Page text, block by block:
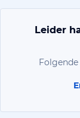
Leider